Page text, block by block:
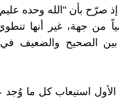
صرّح بأن "الله وحده
من جهة، غير أنها
الصحيح والضعيف في
استيعاب كل ما